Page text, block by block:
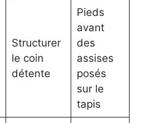
Structurer
le coin
détente
Pieds
avant
des
assises
posés
sur le
tapis